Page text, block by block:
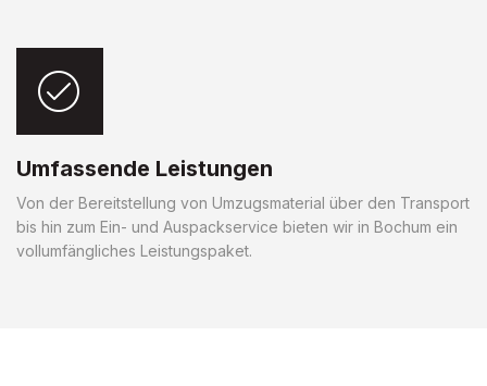
Umfassende Leistungen
Von der Bereitstellung von Umzugsmaterial über den Transport
bis hin zum Ein- und Auspackservice bieten wir in Bochum ein
vollumfängliches Leistungspaket.